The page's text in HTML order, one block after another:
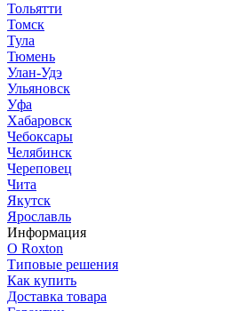
Тольятти
Томск
Тула
Тюмень
Улан-Удэ
Ульяновск
Уфа
Хабаровск
Чебоксары
Челябинск
Череповец
Чита
Якутск
Ярославль
Информация
О Roxton
Типовые решения
Как купить
Доставка товара